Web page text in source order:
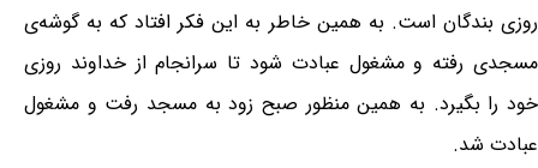
روزی بندگان است. به همین خاطر به این فکر افتاد که به گوشه‌ی
مسجدی رفته و مشغول عبادت شود تا سرانجام از خداوند روزی
خود را بگیرد. به همین منظور صبح زود به مسجد رفت و مشغول
عبادت شد.